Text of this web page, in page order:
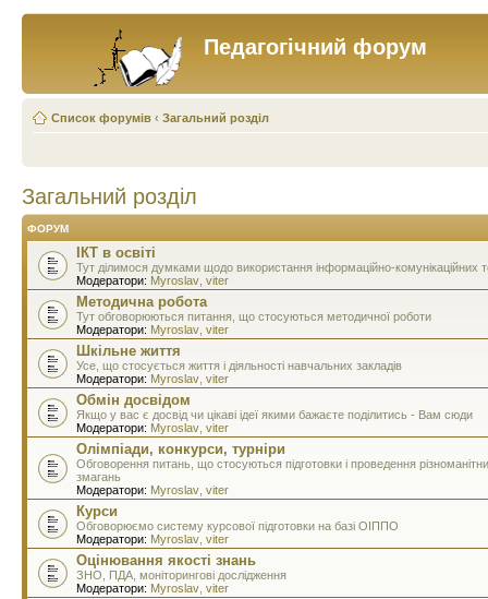
Педагогічний форум
Список форумів ‹ Загальний розділ
Загальний розділ
ФОРУМ
ІКТ в освіті
Тут ділимося думками щодо використання інформаційно-комунікаційних
Модератори: Myroslav viter
Методична робота
Тут обговорюються питання, що стосуються методичної роботи
Модератори: Myroslav viter
Шкільне життя
Усе, що стосується життя і діяльності навчальних закладів
Модератори: Myroslav viter
Обмін досвідом
Якщо у вас є досвід чи цікаві ідеї якими бажаєте поділитись - Вам сюди
Модератори: Myroslav viter
Олімпіади, конкурси, турніри
Обговорення питань, що стосуються підготовки і проведення
змагань
Модератори: Myroslav viter
Курси
Обговорюємо систему курсової підготовки на базі ОІППО
Модератори: Myroslav viter
Оцінювання якості знань
ЗНО, ПДА, моніторингові дослідження
Модератори: Myroslav viter